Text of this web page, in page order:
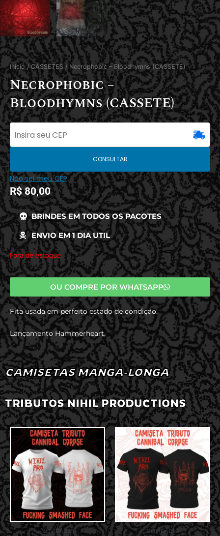
Início/ CASSETES/ Necrophobic – Bloodhymns (CASSETE)
Necrophobic –
Bloodhymns (CASSETE)
CONSULTAR
Não sei meu CEP
R$80,00
BRINDES EM TODOS OS PACOTES
ENVIO EM 1 DIA UTIL
Fora de estoque
OU COMPRE POR WHATSAPP
Fita usada em perfeito estado de condição.
Lançamento Hammerheart.
CAMISETAS MANGA-LONGA
TRIBUTOS NIHIL PRODUCTIONS
NOVIDADES NOVIDADES